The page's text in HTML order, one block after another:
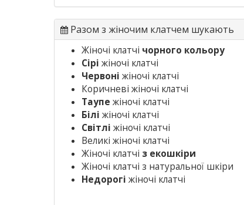
Разом з жіночим клатчем шукають
Жіночі клатчі чорного кольору
Сірі жіночі клатчі
Червоні жіночі клатчі
Коричневі жіночі клатчі
Таупе жіночі клатчі
Білі жіночі клатчі
Світлі жіночі клатчі
Великі жіночі клатчі
Жіночі клатчі з екошкіри
Жіночі клатчі з натуральної шкіри
Недорогі жіночі клатчі